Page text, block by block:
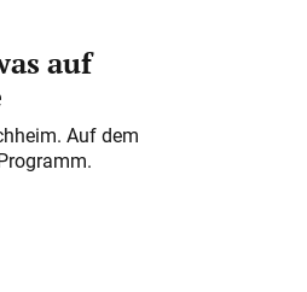
auf
Auf dem